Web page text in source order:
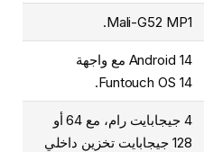
Mali-G52 MP1.
Android 14 مع واجهة
Funtouch OS 14.
4 جيجابايت رام، مع 64 أو
128 جيجابايت تخزين داخلي